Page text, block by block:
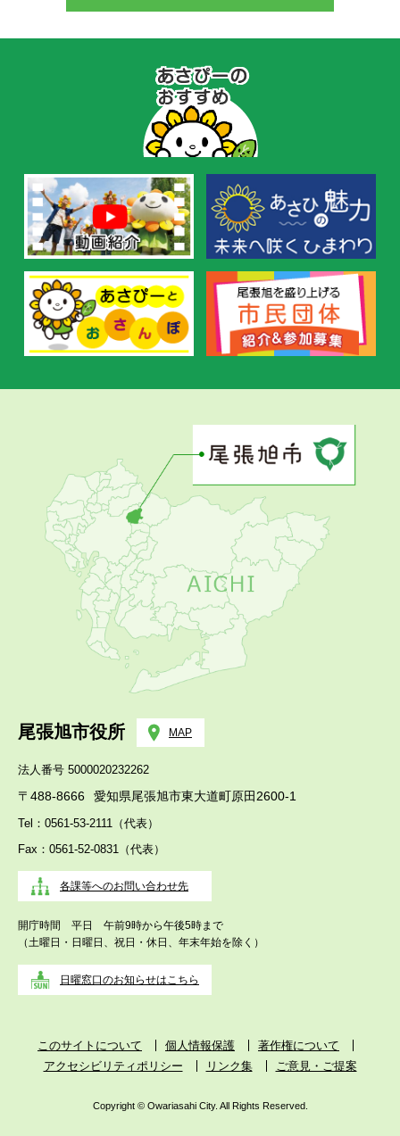
の
お
す
め
尾張旭市役所 MAP
法人番号 5000020232262
〒488-8666 愛知県尾張旭市東大道町原田2600-1
Tel：0561-53-2111（代表）
Fax：0561-52-0831（代表）
各課等へのお問い合わせ先
開庁時間 平日 午前9時から午後5時まで
（土曜日・日曜日、祝日・休日、年末年始を除く）
日曜窓口のお知らせはこちら
このサイトについて 個人情報保護
著作権について
アクセシビリティポリシー
リンク集 ご意見・ご提案
Copyright © Owariasahi City. All Rights Reserved.